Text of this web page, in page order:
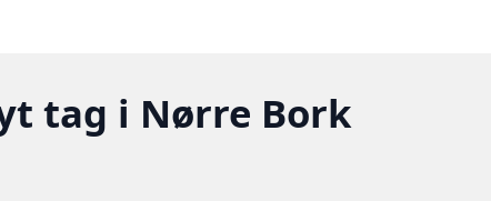
tag i Nørre Bork